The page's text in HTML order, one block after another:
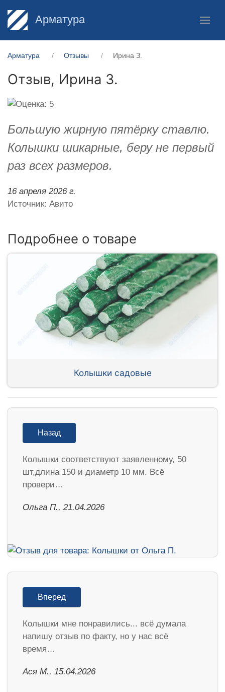
Арматура
Арматура Отзывы Ирина З.
Отзыв, Ирина З.
Большую жирную пятёрку ставлю.
Колышки шикарные, беру не первый
раз всех размеров.
16 апреля 2026 г.
Источник: Авито
Подробнее о товаре
Колышки садовые
Назад
Колышки соответствуют заявленному, 50
шт,длина 150 и диаметр 10 мм. Всё
провери…
Ольга П., 21.04.2026
Вперед
Колышки мне понравились... всё думала
напишу отзыв по факту, но у нас всё
время…
Ася М., 15.04.2026